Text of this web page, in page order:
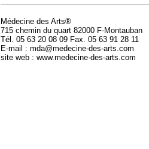
Médecine des Arts®
715 chemin du quart 82000 F-Montauban
Tél. 05 63 20 08 09 Fax. 05 63 91 28 11
E-mail : mda@medecine-des-arts.com
site web : www.medecine-des-arts.com